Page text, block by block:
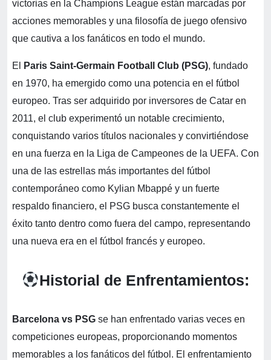
victorias en la Champions League están marcadas por
acciones memorables y una filosofía de juego ofensivo
que cautiva a los fanáticos en todo el mundo.
El Paris Saint-Germain Football Club (PSG), fundado
en 1970, ha emergido como una potencia en el fútbol
europeo. Tras ser adquirido por inversores de Catar en
2011, el club experimentó un notable crecimiento,
conquistando varios títulos nacionales y convirtiéndose
en una fuerza en la Liga de Campeones de la UEFA. Con
una de las estrellas más importantes del fútbol
contemporáneo como Kylian Mbappé y un fuerte
respaldo financiero, el PSG busca constantemente el
éxito tanto dentro como fuera del campo, representando
una nueva era en el fútbol francés y europeo.
Historial de Enfrentamientos:
Barcelona vs PSG se han enfrentado varias veces en
competiciones europeas, proporcionando momentos
memorables a los fanáticos del fútbol. El enfrentamiento